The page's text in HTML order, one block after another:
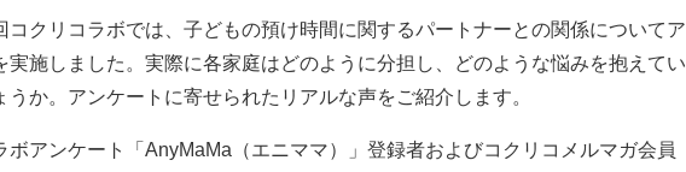
コクリコラボでは、子どもの預け時間に関するパートナーとの関係についてア
実施しました。実際に各家庭はどのように分担し、どのような悩みを抱えてい
うか。アンケートに寄せられたリアルな声をご紹介します。
ボアンケート「AnyMaMa（エニママ）」登録者およびコクリコメルマガ会員